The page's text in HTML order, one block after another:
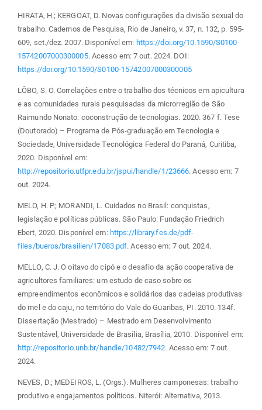
HIRATA, H.; KERGOAT, D. Novas configurações da divisão sexual do
trabalho. Cadernos de Pesquisa, Rio de Janeiro, v. 37, n. 132, p. 595-
609, set./dez. 2007. Disponível em: https://doi.org/10.1590/S0100-
15742007000300005. Acesso em: 7 out. 2024. DOI:
https://doi.org/10.1590/S0100-15742007000300005
LÔBO, S. O. Correlações entre o trabalho dos técnicos em apicultura
e as comunidades rurais pesquisadas da microrregião de São
Raimundo Nonato: coconstrução de tecnologias. 2020. 367 f. Tese
(Doutorado) – Programa de Pós-graduação em Tecnologia e
Sociedade, Universidade Tecnológica Federal do Paraná, Curitiba,
2020. Disponível em:
http://repositorio.utfpr.edu.br/jspui/handle/1/23666. Acesso em: 7
out. 2024.
MELO, H. P.; MORANDI, L. Cuidados no Brasil: conquistas,
legislação e políticas públicas. São Paulo: Fundação Friedrich
Ebert, 2020. Disponível em: https://library.fes.de/pdf-
files/bueros/brasilien/17083.pdf. Acesso em: 7 out. 2024.
MELLO, C. J. O oitavo do cipó e o desafio da ação cooperativa de
agricultores familiares: um estudo de caso sobre os
empreendimentos econômicos e solidários das cadeias produtivas
do mel e do caju, no território do Vale do Guaribas, PI. 2010. 134f.
Dissertação (Mestrado) – Mestrado em Desenvolvimento
Sustentável, Universidade de Brasília, Brasília, 2010. Disponível em:
http://repositorio.unb.br/handle/10482/7942. Acesso em: 7 out.
2024.
NEVES, D.; MEDEIROS, L. (Orgs.). Mulheres camponesas: trabalho
produtivo e engajamentos políticos. Niterói: Alternativa, 2013.